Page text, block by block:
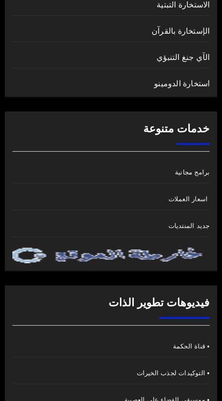
الاستخارة التبتية
الإستخارة بالقرآن
الآي جنغ التنبؤي
استخارة الدومينو
خدمات متنوعة
برامج مجانية
اسعار العملات
جديد المنتديات
فيديوهات تطوير الذات
• قناة الحكمة
• التوكيدات لجذب الخيرات